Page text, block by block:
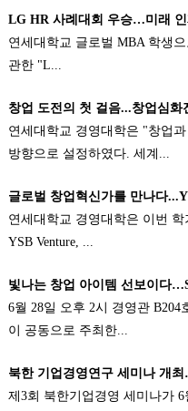
LG HR 사례대회 우승…미래 인
연세대학교 글로벌 MBA 학생
관한 "L...
창업 도전의 첫 걸음...창업심화
연세대학교 경영대학은 "창업
방향으로 설정하였다. 세계...
글로벌 창업혁신가를 만나다
연세대학교 경영대학은 이번
YSB Venture, ...
빛나는 창업 아이템 선보이다
6월 28일 오후 2시 경영관
이 공동으로 주최한...
북한 기업경영연구 세미나 개
제3회 북한기업경영 세미나가